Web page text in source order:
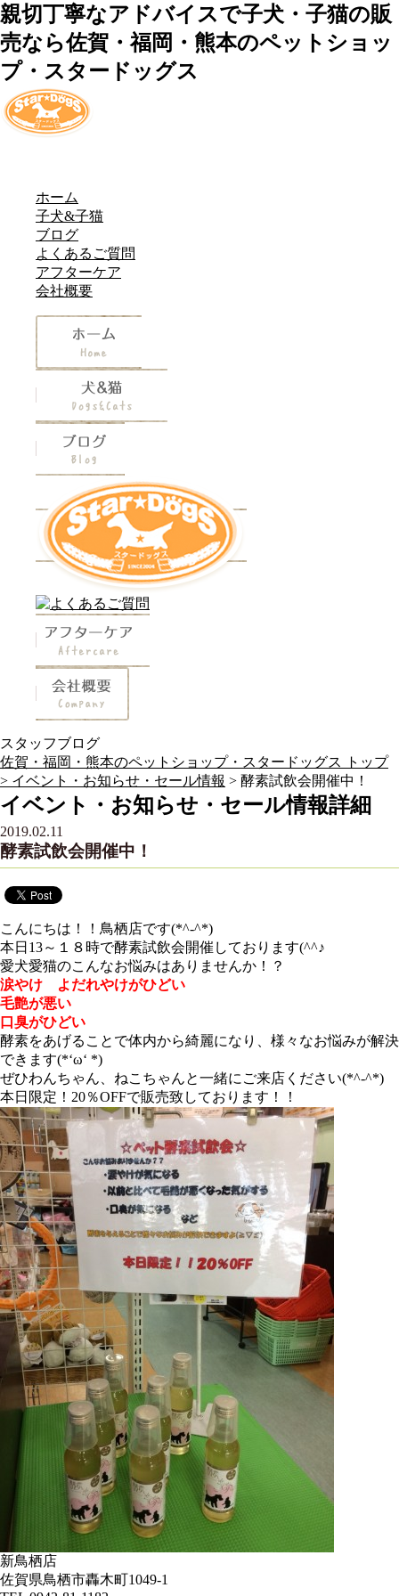
親切丁寧なアドバイスで子犬・子猫の販
売なら佐賀・福岡・熊本のペットショッ
プ・スタードッグス
ホーム
子犬&子猫
ブログ
よくあるご質問
アフターケア
会社概要
スタッフブログ
佐賀・福岡・熊本のペットショップ・スタードッグス トップ
> イベント・お知らせ・セール情報 > 酵素試飲会開催中！
イベント・お知らせ・セール情報詳細
2019.02.11
酵素試飲会開催中！
こんにちは！！鳥栖店です(*^-^*)
本日13～１８時で酵素試飲会開催しております(^^♪
愛犬愛猫のこんなお悩みはありませんか！？
涙やけ よだれやけがひどい
毛艶が悪い
口臭がひどい
酵素をあげることで体内から綺麗になり、様々なお悩みが解決
できます(*‘ω‘ *)
ぜひわんちゃん、ねこちゃんと一緒にご来店ください(*^-^*)
本日限定！20％OFFで販売致しております！！
新鳥栖店
佐賀県鳥栖市轟木町1049-1